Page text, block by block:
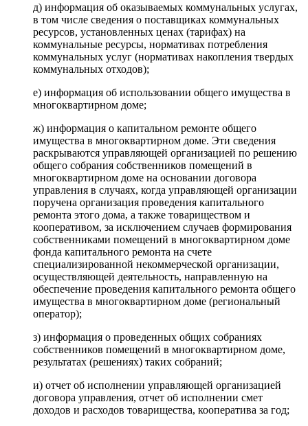
д) информация об оказываемых коммунальных услугах,
в том числе сведения о поставщиках коммунальных
ресурсов, установленных ценах (тарифах) на
коммунальные ресурсы, нормативах потребления
коммунальных услуг (нормативах накопления твердых
коммунальных отходов);
е) информация об использовании общего имущества в
многоквартирном доме;
ж) информация о капитальном ремонте общего
имущества в многоквартирном доме. Эти сведения
раскрываются управляющей организацией по решению
общего собрания собственников помещений в
многоквартирном доме на основании договора
управления в случаях, когда управляющей организации
поручена организация проведения капитального
ремонта этого дома, а также товариществом и
кооперативом, за исключением случаев формирования
собственниками помещений в многоквартирном доме
фонда капитального ремонта на счете
специализированной некоммерческой организации,
осуществляющей деятельность, направленную на
обеспечение проведения капитального ремонта общего
имущества в многоквартирном доме (региональный
оператор);
з) информация о проведенных общих собраниях
собственников помещений в многоквартирном доме,
результатах (решениях) таких собраний;
и) отчет об исполнении управляющей организацией
договора управления, отчет об исполнении смет
доходов и расходов товарищества, кооператива за год;